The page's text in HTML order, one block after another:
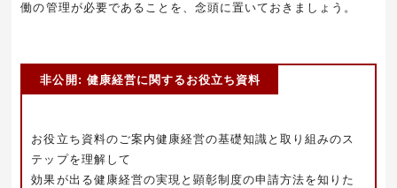
働の管理が必要であることを、念頭に置いておきましょう。
非公開: 健康経営に関するお役立ち資料
お役立ち資料のご案内健康経営の基礎知識と取り組みのス
テップを理解して
効果が出る健康経営の実現と顕彰制度の申請方法を知りた